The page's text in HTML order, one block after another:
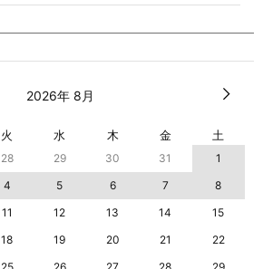
2026年 8月
火 水 木 金 土
28 29 30 31
1
4 5 6 7
8
11 12 13 14
15
18 19 20 21
22